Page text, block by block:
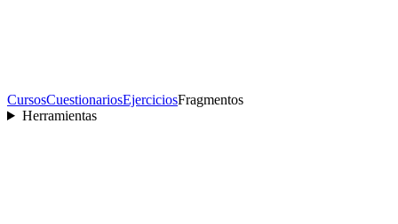
CursosCuestionariosEjerciciosFragmentos
Herramientas